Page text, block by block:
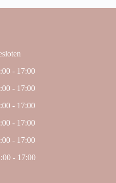
- 17:00
- 17:00
- 17:00
- 17:00
- 17:00
- 17:00